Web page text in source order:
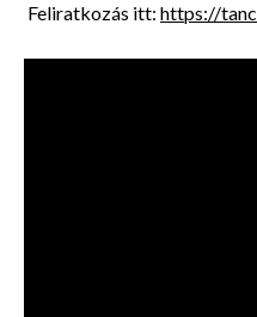
Feliratkozás itt: https://